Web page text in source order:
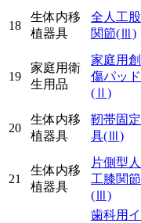
18
生体内移
植器具
全人工股
関節(Ⅲ)
19
家庭用衛
生用品
家庭用創
傷パッド
(Ⅱ)
20
生体内移
植器具
靭帯固定
具(Ⅲ)
21
生体内移
植器具
片側型人
工膝関節
(Ⅲ)
歯科用イ